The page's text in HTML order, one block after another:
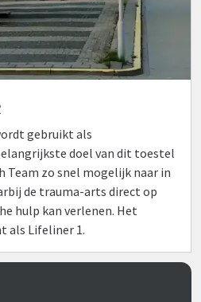
gebruikt als
doel van dit toestel
Team zo snel mogelijk naar in
de trauma-arts direct op
hulp kan verlenen. Het
als Lifeliner 1.